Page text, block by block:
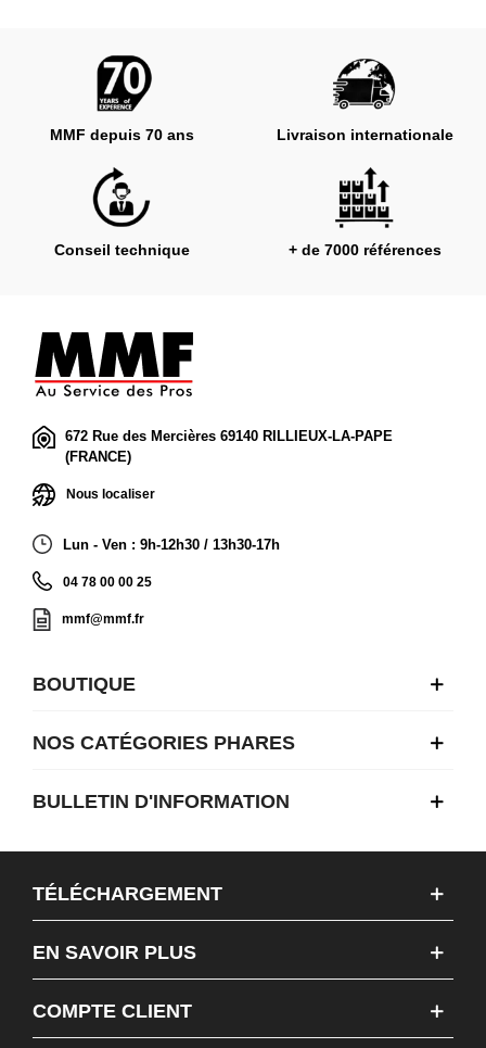
MMF depuis 70 ans Livraison internationale
Conseil technique + de 7000 références
672 Rue des Mercières 69140 RILLIEUX-LA-PAPE
(FRANCE)
Nous localiser
Lun - Ven : 9h-12h30 / 13h30-17h
04 78 00 00 25
mmf@mmf.fr
BOUTIQUE
NOS CATÉGORIES PHARES
BULLETIN D'INFORMATION
TÉLÉCHARGEMENT
EN SAVOIR PLUS
COMPTE CLIENT